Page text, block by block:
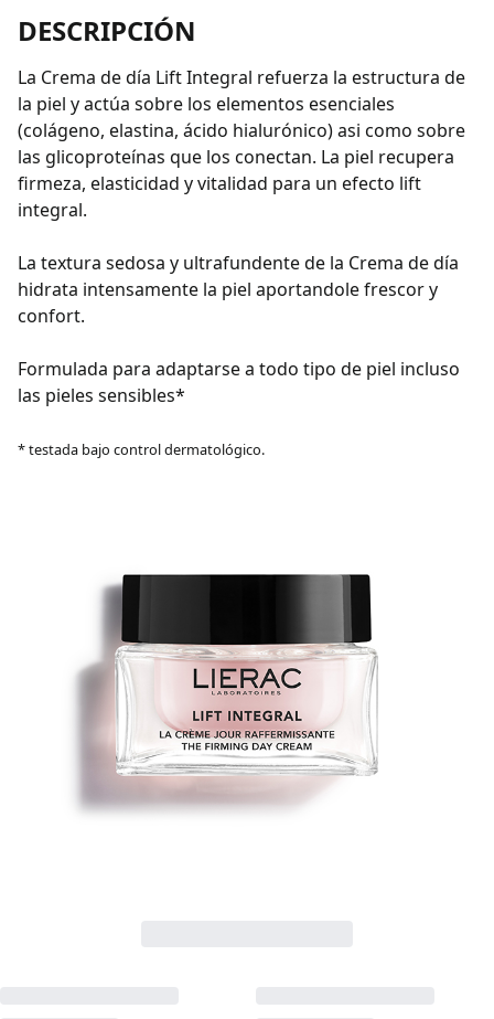
DESCRIPCIÓN
La Crema de día Lift Integral refuerza la estructura de
la piel y actúa sobre los elementos esenciales
(colágeno, elastina, ácido hialurónico) asi como sobre
las glicoproteínas que los conectan. La piel recupera
firmeza, elasticidad y vitalidad para un efecto lift
integral.
La textura sedosa y ultrafundente de la Crema de día
hidrata intensamente la piel aportandole frescor y
confort.
Formulada para adaptarse a todo tipo de piel incluso
las pieles sensibles*
* testada bajo control dermatológico.